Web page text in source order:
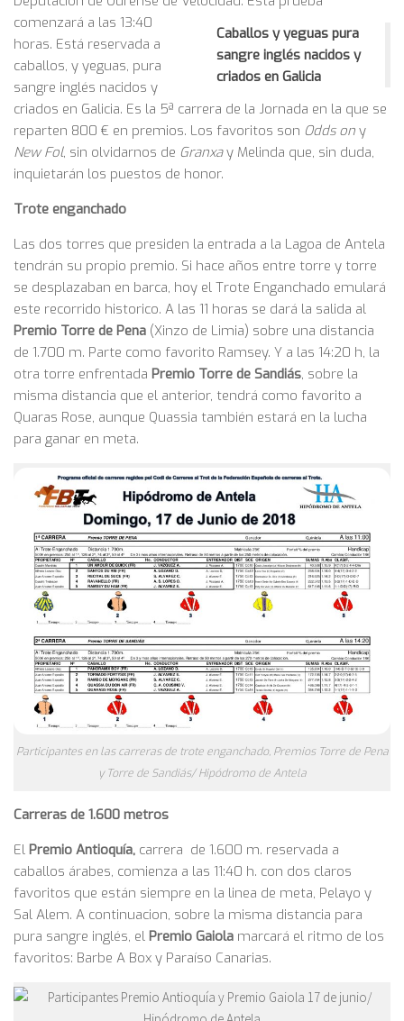
Caballos y yeguas pura
sangre inglés nacidos y
criados en Galicia
comenzará a las 13:40
horas. Está reservada a
caballos, y yeguas, pura
sangre inglés nacidos y
criados en Galicia. Es la 5ª carrera de la Jornada en la que se
reparten 800 € en premios. Los favoritos son Odds on y
New Fol, sin olvidarnos de Granxay Melinda que, sin duda,
inquietarán los puestos de honor.
Trote enganchado
Las dos torres que presiden la entrada a la Lagoa de Antela
tendrán su propio premio. Si hace años entre torre y torre
se desplazaban en barca, hoy el Trote Enganchado emulará
este recorrido historico. A las 11 horas se dará la salida al
Premio Torre de Pena (Xinzo de Limia) sobre una distancia
de 1.700 m. Parte como favorito Ramsey. Y a las 14:20 h, la
otra torre enfrentada Premio Torre de Sandiás, sobre la
misma distancia que el anterior, tendrá como favorito a
Quaras Rose, aunque Quassia también estará en la lucha
para ganar en meta.
Participantes en las carreras de trote enganchado, Premios Torre de Pena
y Torre de Sandiás/ Hipódromo de Antela
Carreras de 1.600 metros
El Premio Antioquía, carrera de 1.600 m. reservada a
caballos árabes, comienza a las 11:40 h. con dos claros
favoritos que están siempre en la linea de meta, Pelayo y
Sal Alem. A continuacion, sobre la misma distancia para
pura sangre inglés, el Premio Gaiola marcará el ritmo de los
favoritos: Barbe A Box y Paraíso Canarias.